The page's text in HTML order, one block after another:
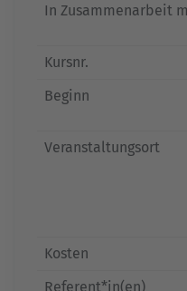
In Zusammenarbeit
Kursnr.
Beginn
Veranstaltungsort
Kosten
Referent*in(en)